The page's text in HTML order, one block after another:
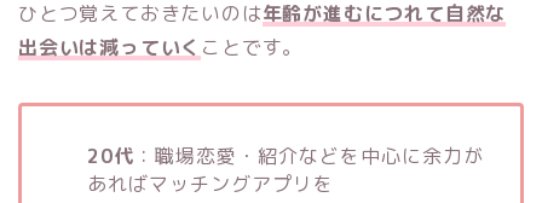
ひとつ覚えておきたいのは年齢が進むにつれて自然な
出会いは減っていく ことです。
20代 ：職場恋愛・紹介などを中心に余力が
あればマッチングアプリを